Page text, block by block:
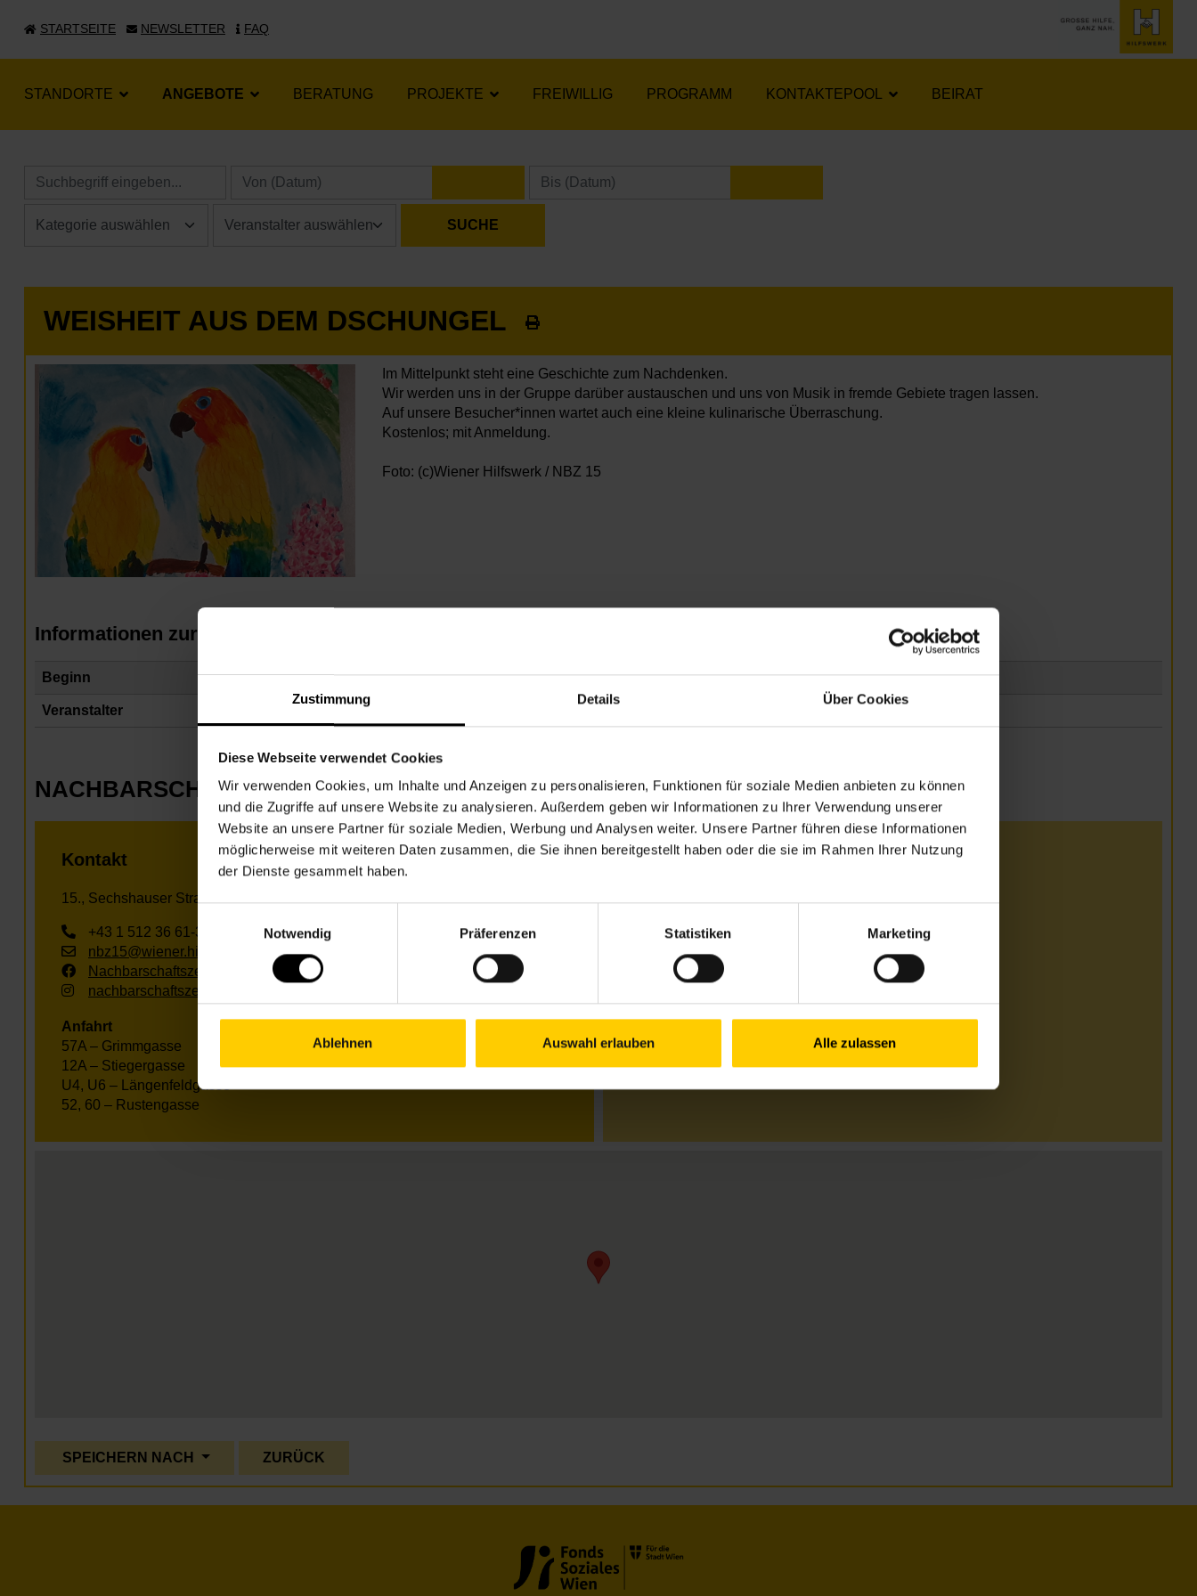
Zustimmung Details Über Cookies
Diese Webseite verwendet Cookies
Wir verwenden Cookies, um Inhalte und Anzeigen zu personalisieren, Funktionen für soziale Medien anbieten zu können
und die Zugriffe auf unsere Website zu analysieren. Außerdem geben wir Informationen zu Ihrer Verwendung unserer
Website an unsere Partner für soziale Medien, Werbung und Analysen weiter. Unsere Partner führen diese Informationen
möglicherweise mit weiteren Daten zusammen, die Sie ihnen bereitgestellt haben oder die sie im Rahmen Ihrer Nutzung
der Dienste gesammelt haben.
Notwendig
Präferenzen Statistiken Marketing
Ablehnen Auswahl erlauben Alle zulassen
STARTSEITE NEWSLETTER FAQ
STANDORTE ANGEBOTE BERATUNG PROJEKTE FREIWILLIG PROGRAMM KONTAKTEPOOL BEIRAT
KALENDER ÖFFNEN
WEISHEIT AUS DEM DSCHUNGEL
Im Mittelpunkt steht eine Geschichte zum Nachdenken.
Wir werden uns in der Gruppe darüber austauschen und uns von Musik in fremde Gebiete tragen lassen.
Auf unsere Besucher*innen wartet auch eine kleine kulinarische Überraschung.
Kostenlos; mitAnmeldung.
Foto: (c)Wiener Hilfswerk / NBZ 15
Informationen zur Veranstaltung
Beginn Montag, 22.06.2026,10.15 - 11.45
Veranstalter
NACHBARSCHAFTSZENTRUM 15
Kontakt
15., Sechshauser Straße 76
+43 1 512 36 61-3500
nbz15@wiener.hilfswerk.at
Nachbarschaftszentren
nachbarschaftszentren.wien
Anfahrt
57A – Grimmgasse
12A – Stiegergasse
U4, U6 – Längenfeldgasse
52, 60 – Rustengasse
Öffnungszeiten bis 4. September
Schließtage:Mittwoch, 22.7.
SPEICHERN NACH ZURÜCK